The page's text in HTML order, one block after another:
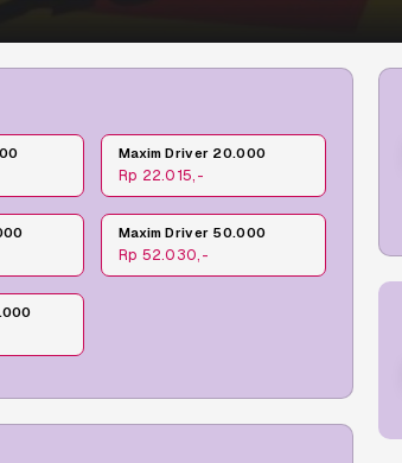
Maxim Driver 20.000
Rp 22.015,-
Maxim Driver 50.000
Rp 52.030,-